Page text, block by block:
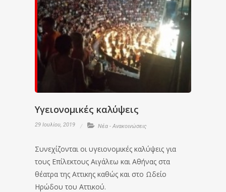
Υγειονομικές καλύψεις
29 Ιουλίου, 2019 Νέα - Ανακοινώσεις
Συνεχίζονται οι υγειονομικές καλύψεις για
τους Επίλεκτους Αιγάλεω και Αθήνας στα
θέατρα της Αττικης καθώς και στο Ωδείο
Ηρώδου του Αττικού.